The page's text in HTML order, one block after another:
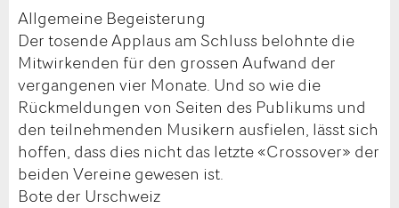
Allgemeine Begeisterung
Der tosende Applaus am Schluss belohnte die
Mitwirkenden für den grossen Aufwand der
vergangenen vier Monate. Und so wie die
Rückmeldungen von Seiten des Publikums und
den teilnehmenden Musikern ausfielen, lässt sich
hoffen, dass dies nicht das letzte «Crossover» der
beiden Vereine gewesen ist.
Bote der Urschweiz